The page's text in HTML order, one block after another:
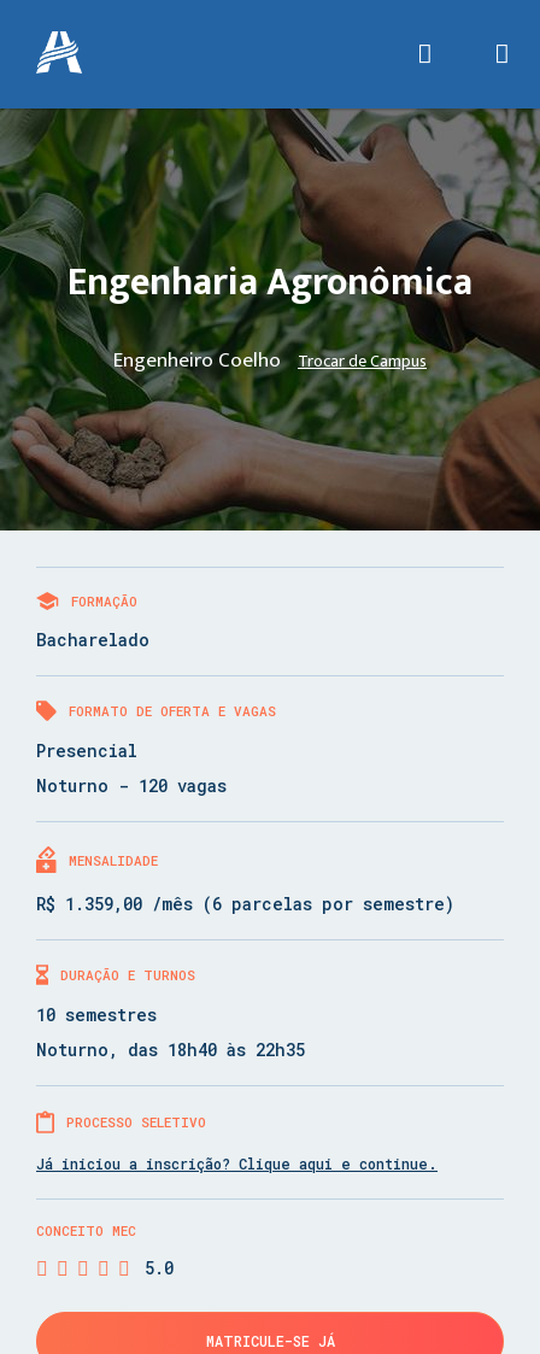
Engenharia Agronômica
Engenheiro Coelho Trocar de Campus
FORMAÇÃO
Bacharelado
FORMATO DE OFERTA E VAGAS
Presencial
Noturno - 120 vagas
MENSALIDADE
R$ 1.359,00 /mês (6 parcelas por semestre)
DURAÇÃO E TURNOS
10 semestres
Noturno, das 18h40 às 22h35
PROCESSO SELETIVO
Já iniciou a inscrição? Clique aqui e continue.
CONCEITO MEC
5.0
MATRICULE-SE JÁ